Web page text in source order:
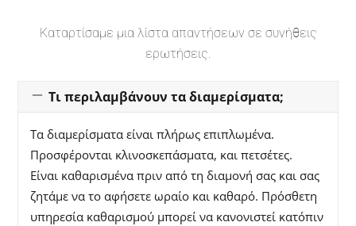
Καταρτίσαμε μια λίστα απαντήσεων σε συνήθεις
ερωτήσεις.
Τι περιλαμβάνουν τα διαμερίσματα;
Τα διαμερίσματα είναι πλήρως επιπλωμένα.
Προσφέρονται κλινοσκεπάσματα, και πετσέτες.
Είναι καθαρισμένα πριν από τη διαμονή σας και σας
ζητάμε να το αφήσετε ωραίο και καθαρό. Πρόσθετη
υπηρεσία καθαρισμού μπορεί να κανονιστεί κατόπιν